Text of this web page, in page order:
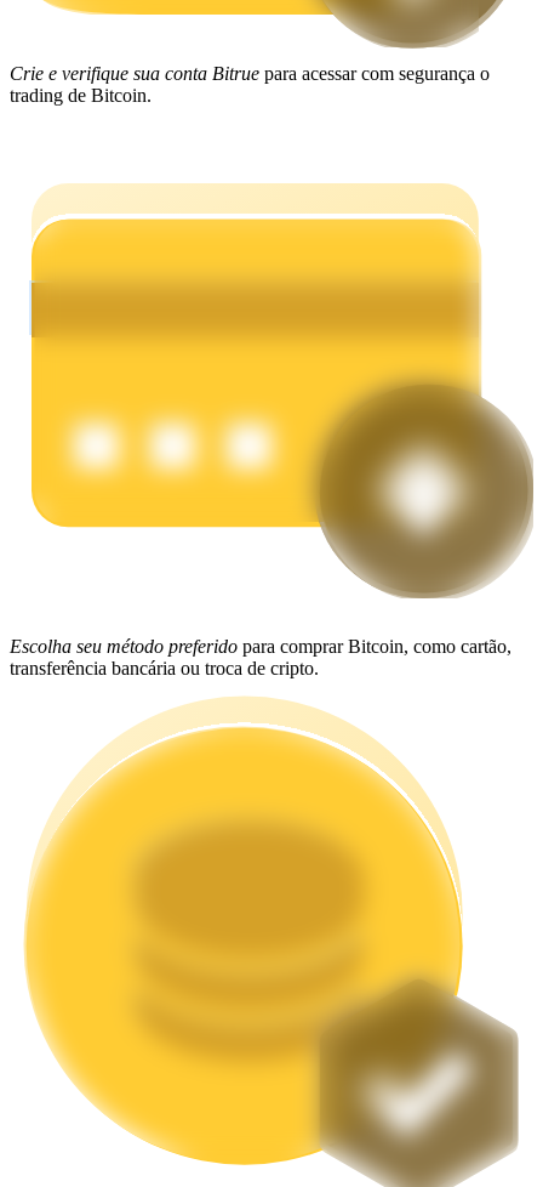
Ganhe recompensas competitivas diariamente
Altos retornos e acesso instantâneo
Staking flexível para ganhar tokens populares.
Crie e verifique sua conta Bitrue para acessar com segurança o
trading de Bitcoin.
Escolha seu método preferido para comprar Bitcoin, como cartão,
transferência bancária ou troca de cripto.